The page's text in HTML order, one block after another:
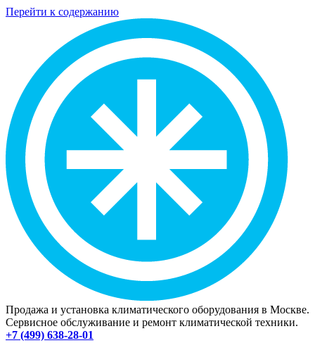
Перейти к содержанию
Продажа и установка климатического оборудования в Москве.
Сервисное обслуживание и ремонт климатической техники.
+7 (499) 638-28-01